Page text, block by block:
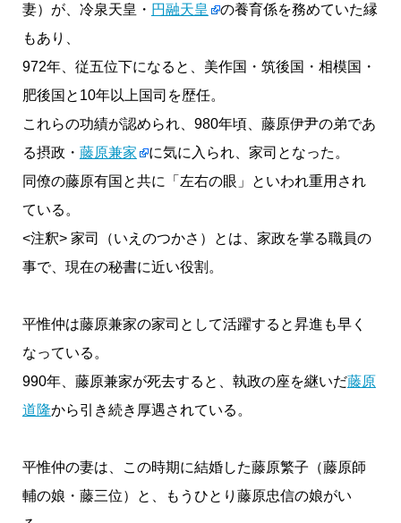
妻）が、冷泉天皇・ 円融天皇
の養育係を務めていた縁
もあり、
972年、従五位下になると、美作国・筑後国・相模国・
肥後国と10年以上国司を歴任。
これらの功績が認められ、980年頃、藤原伊尹の弟であ
る摂政・ 藤原兼家
に気に入られ、家司となった。
同僚の藤原有国と共に「左右の眼」といわれ重用され
ている。
<注釈> 家司（いえのつかさ）とは、家政を掌る職員の
事で、現在の秘書に近い役割。
平惟仲は藤原兼家の家司として活躍すると昇進も早く
なっている。
990年、藤原兼家が死去すると、執政の座を継いだ藤原
道隆から引き続き厚遇されている。
平惟仲の妻は、この時期に結婚した藤原繁子（藤原師
輔の娘・藤三位）と、もうひとり藤原忠信の娘がい